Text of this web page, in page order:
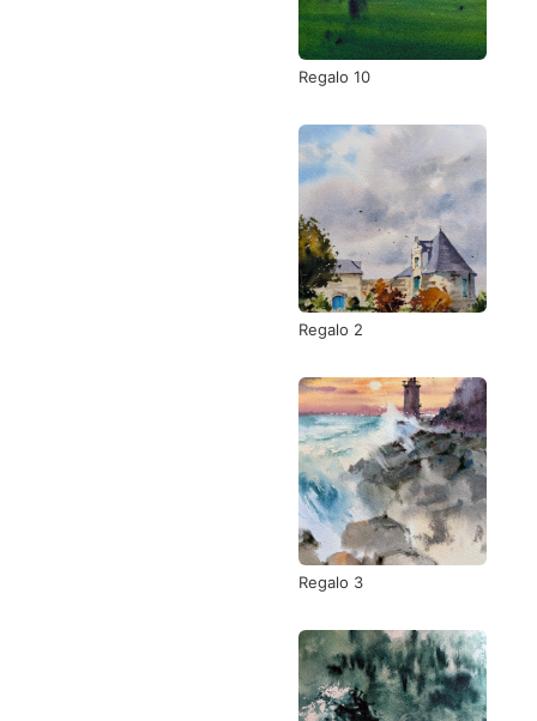
Regalo 10
Regalo 2
Regalo 3